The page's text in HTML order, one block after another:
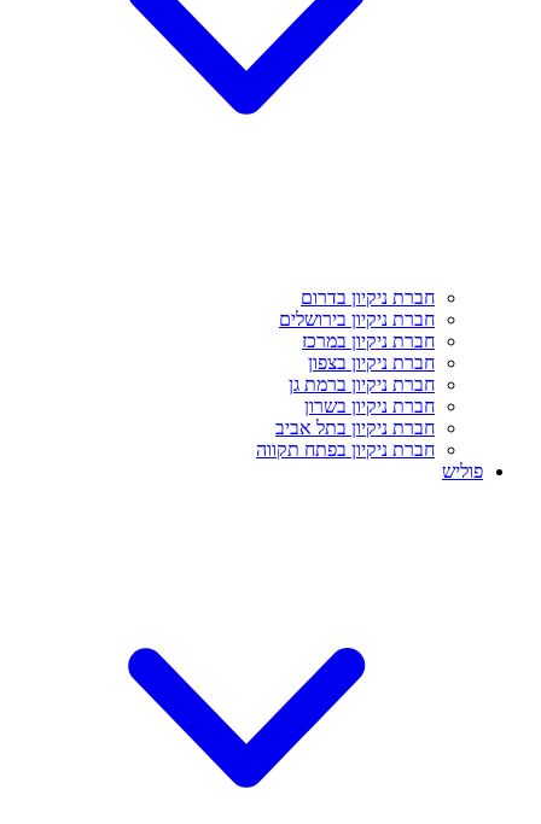
חברת ניקיון בדרום
חברת ניקיון בירושלים
חברת ניקיון במרכז
חברת ניקיון בצפון
חברת ניקיון ברמת גן
חברת ניקיון בשרון
חברת ניקיון בתל אביב
חברת ניקיון בפתח תקווה
פוליש